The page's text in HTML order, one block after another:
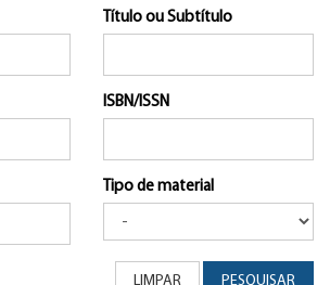
Título ou Subtítulo
ISBN/ISSN
Tipo de material
LIMPAR PESQUISAR